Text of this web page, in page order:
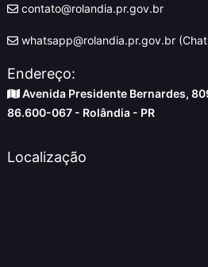
contato@rolandia.pr.gov.br
whatsapp@rolandia.pr.gov.br
Endereço:
Avenida Presidente Bernardes,
86.600-067 - Rolândia - PR
Localização